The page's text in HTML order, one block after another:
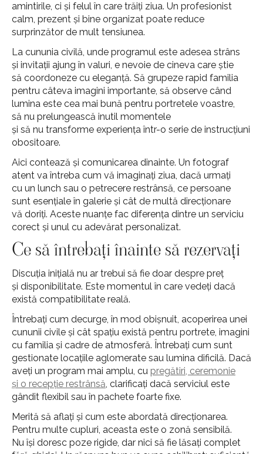
amintirile, ci și felul în care trăiți ziua. Un profesionist
calm, prezent și bine organizat poate reduce
surprinzător de mult tensiunea.
La cununia civilă, unde programul este adesea strâns
și invitații ajung în valuri, e nevoie de cineva care știe
să coordoneze cu eleganță. Să grupeze rapid familia
pentru câteva imagini importante, să observe când
lumina este cea mai bună pentru portretele voastre,
să nu prelungească inutil momentele
și să nu transforme experiența într-o serie de instrucțiuni
obositoare.
Aici contează și comunicarea dinainte. Un fotograf
atent va întreba cum vă imaginați ziua, dacă urmați
cu un lunch sau o petrecere restrânsă, ce persoane
sunt esențiale în galerie și cât de multă direcționare
vă doriți. Aceste nuanțe fac diferența dintre un serviciu
corect și unul cu adevărat personalizat.
Ce să întrebați înainte să rezervați
Discuția inițială nu ar trebui să fie doar despre preț
și disponibilitate. Este momentul în care vedeți dacă
există compatibilitate reală.
Întrebați cum decurge, în mod obișnuit, acoperirea unei
cununii civile și cât spațiu există pentru portrete, imagini
cu familia și cadre de atmosferă. Întrebați cum sunt
gestionate locațiile aglomerate sau lumina dificilă. Dacă
aveți un program mai amplu, cu pregătiri, ceremonie
și o recepție restrânsă, clarificați dacă serviciul este
gândit flexibil sau în pachete foarte fixe.
Merită să aflați și cum este abordată direcționarea.
Pentru multe cupluri, aceasta este o zonă sensibilă.
Nu își doresc poze rigide, dar nici să fie lăsați complet